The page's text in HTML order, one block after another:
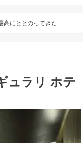
高にととのってきた
ュラリ ホテ